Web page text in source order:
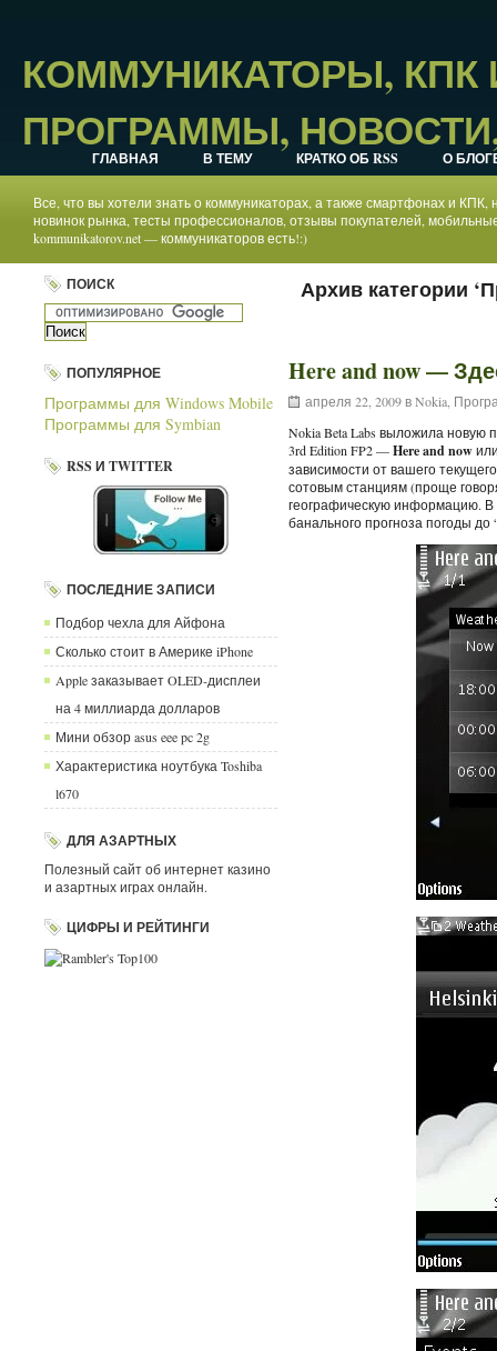
КОММУНИКАТОРЫ,
ПРОГРАММЫ,
ГЛАВНАЯ В ТЕМУ КРАТКО ОБ RSS О
Все, что вы хотели знать о коммуникаторах, а также смартфонах и
новинок рынка, тесты профессионалов, отзывы покупателей,
kommunikatorov.net — коммуникаторов есть!:)
ПОИСК
ПОПУЛЯРНОЕ
Программы для Windows Mobile
Программы для Symbian
RSS И TWITTER
ПОСЛЕДНИЕ ЗАПИСИ
Подбор чехла для Айфона
Сколько стоит в Америке iPhone
Apple заказывает OLED-дисплеи
на 4 миллиарда долларов
Мини обзор asus eee pc 2g
Характеристика ноутбука Toshiba
l670
ДЛЯ АЗАРТНЫХ
Полезный сайт об интернет казино
и азартных играх онлайн.
ЦИФРЫ И РЕЙТИНГИ
Архив категории
Here and now —
апреля 22, 2009 вNokia
Nokia Beta Labs выложила новую
3rd Edition FP2 —Here and now
зависимости от вашего
сотовым станциям (проще
географическую информацию. В
банального прогноза погоды